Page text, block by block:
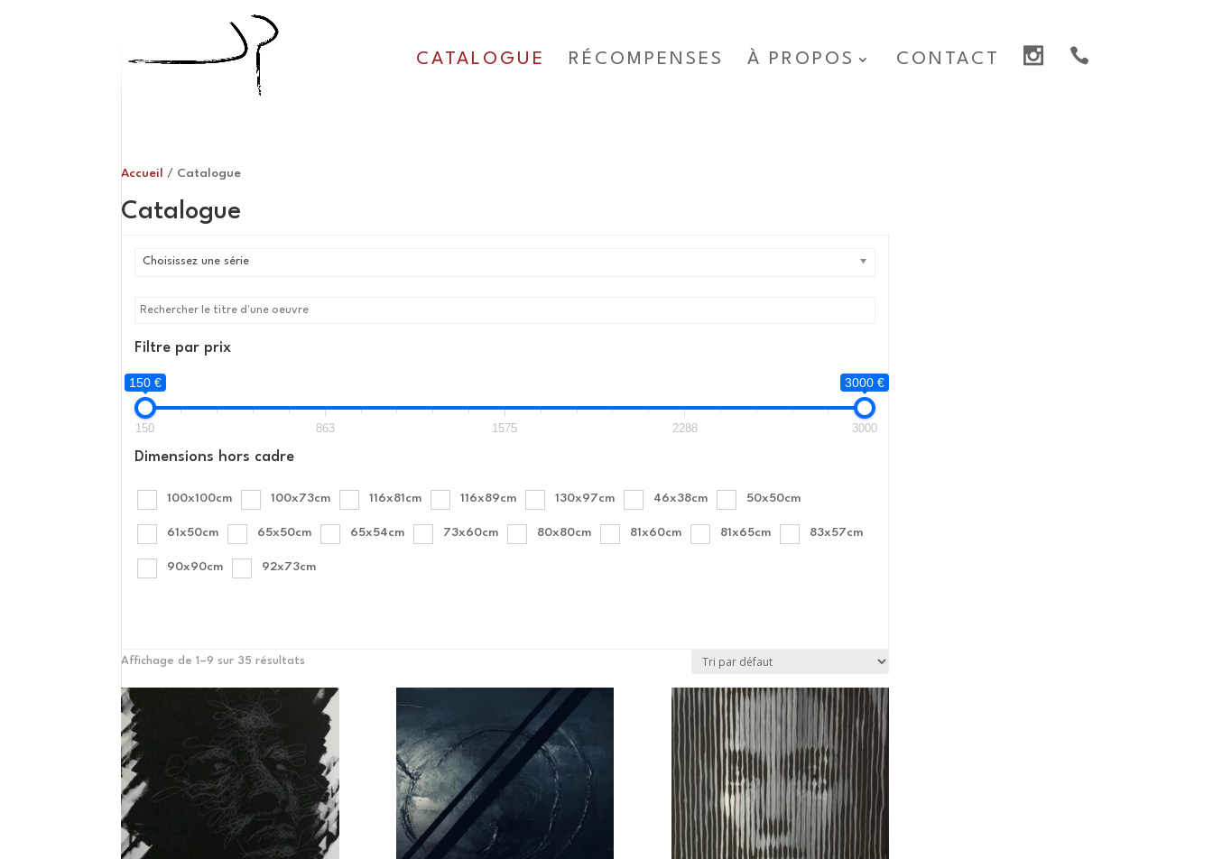
CATALOGUE RÉCOMPENSES À PROPOS CONTACT
Accueil / Catalogue
Catalogue
Choisissez une série
Filtre par prix
150 € 3000 €
150 863 1575 2288 3000
Dimensions hors cadre
100x100cm 100x73cm 116x81cm 116x89cm 130x97cm 46x38cm 50x50cm
61x50cm 65x50cm 65x54cm 73x60cm 80x80cm 81x60cm 81x65cm 83x57cm
90x90cm 92x73cm
Affichage de 1–9 sur 35 résultats